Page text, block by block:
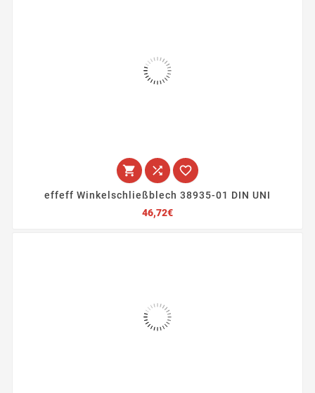
  
effeff Winkelschließblech 38935-01 DIN UNI
46,72€Preis